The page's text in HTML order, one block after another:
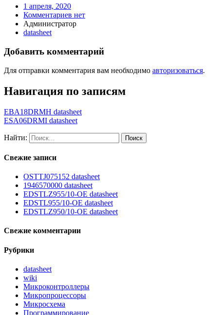
1 апреля, 2020
Комментариев нет
Администратор
datasheet
Добавить комментарий
Для отправки комментария вам необходимо авторизоваться.
Навигация по записям
EBA18DRMH datasheet
ESA06DRMI datasheet
Найти:
Свежие записи
OSTTJ075152 datasheet
1946570000 datasheet
EDSTLZ955/10-OE datasheet
EDSTL955/10-OE datasheet
EDSTLZ950/10-OE datasheet
Свежие комментарии
Рубрики
datasheet
wiki
Микроконтроллеры
Микропроцессоры
Микросхема
Программирование